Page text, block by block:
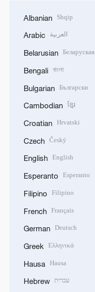
Albanian Shqip
Arabic العربية
Belarusian Беларуская
Bengali বাংলা
Bulgarian Български
Cambodian ខ្មែរ
Croatian Hrvatski
Czech Český
English English
Esperanto Esperanto
Filipino Filipino
French Français
German Deutsch
Greek Ελληνικά
Hausa Hausa
Hebrew עברית